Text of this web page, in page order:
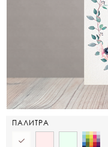
ПАЛИТРА